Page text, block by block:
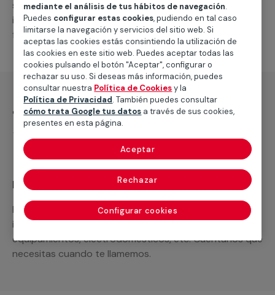
suministro de los materiales necesarios, las
intervenciones a realizar, o la mano de obra que hará
falta para completar tu proyecto.
¿Qué incluye?
Recuerda que en MULTIMAP
Podemos ofrecer cualquier servicio a medida
incluyendo todo lo que necesites: materiales,
equipamientos, electrodomésticos, etc. Cuéntanos que
necesitas cuando te llamemos.
mediante el análisis de tus hábitos de navegación.
Puedes configurar estas cookies, pudiendo en tal caso
limitarse la navegación y servicios del sitio web. Si
aceptas las cookies estás consintiendo la utilización de
las cookies en este sitio web. Puedes aceptar todas las
cookies pulsando el botón "Aceptar", configurar o
rechazar su uso. Si deseas más información, puedes
consultar nuestra Política de Cookiesy la
Política de Privacidad. También puedes consultar
cómo trata Google tus datos a través de sus cookies,
presentes en esta página.
Configurar cookies
Rechazar
Aceptar